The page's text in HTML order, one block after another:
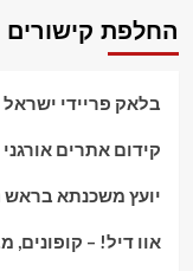
החלפת קישורים
בלאק פריידי ישראל
קידום אתרים אורגני
יועץ משכנתא בראש
אוו דיל! – קופונים,